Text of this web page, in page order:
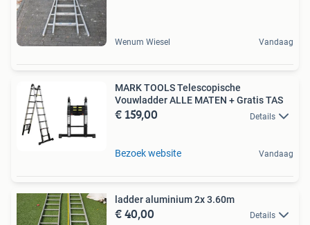
Wenum Wiesel Vandaag
MARK TOOLS Telescopische
Vouwladder ALLE MATEN + Gratis TAS
€ 159,00 Details
Bezoek website Vandaag
ladder aluminium 2x 3.60m
€ 40,00 Details